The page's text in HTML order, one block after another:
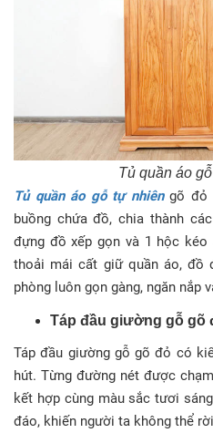
Tủ quần áo
Tủ quần áo gỗ tự nhiêngõ đỏ
buồng chứa đồ, chia thành
đựng đồ xếp gọn và 1 hộc
thoải mái cất giữ quần áo, đồ
phòng luôn gọn gàng, ngăn nắp
Táp đầu giường gỗ gõ
Táp đầu giường gỗ gõ đỏ có
hút. Từng đường nét được
kết hợp cùng màu sắc tươi
đáo, khiến người ta không thể